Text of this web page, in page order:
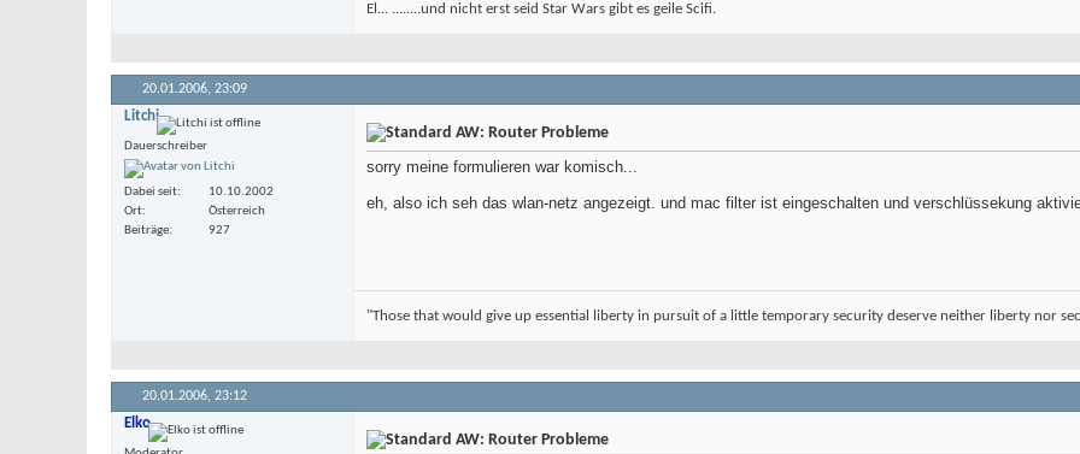
El... ........und nicht erst seid Star Wars gibt es geile Scifi.
20.01.2006, 23:09
Litchi
Dauerschreiber
Dabei seit
10.10.2002
Ort
Österreich
Beiträge
927
AW: Router Probleme
sorry meine formulieren war komisch...
eh, also ich seh das wlan-netz angezeigt. und mac filter ist eingeschalten und verschlüssekung
"Those that would give up essential liberty in pursuit of a little temporary security deserve neither liberty nor
20.01.2006, 23:12
Elko
AW: Router Probleme